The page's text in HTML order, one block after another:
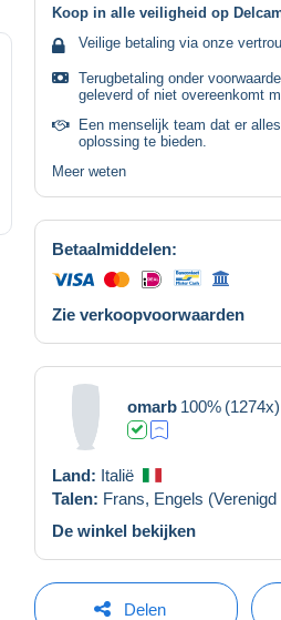
Koop in alle veiligheid op
Veilige betaling via onze
Terugbetaling onder
geleverd of niet overeenkomt
Een menselijk team dat er
oplossing te bieden.
Meer weten
Betaalmiddelen:
Zie verkoopvoorwaarden
omarb 100% (1274x)
Land: Italië
Talen: Frans, Engels
De winkel bekijken
Delen